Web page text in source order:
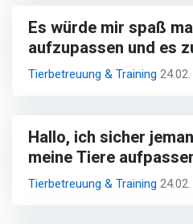
Es würde mir spaß
aufzupassen und es
Tierbetreuung & Training
Hallo, ich sicher
meine Tiere
Tierbetreuung & Training